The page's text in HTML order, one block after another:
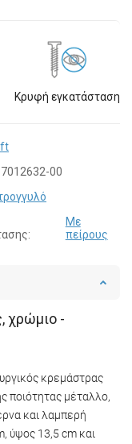
Κρυφή εγκατάσταση
7012632-00
Με
πείρους
χρώμιο -
κρεμάστρας
ποιότητας μέταλλο,
και λαμπερή
ύψος 13,5 cm και